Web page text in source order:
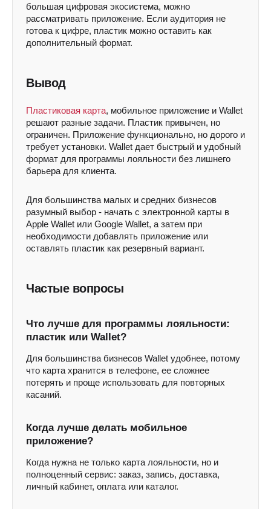
большая цифровая экосистема, можно
рассматривать приложение. Если аудитория не
готова к цифре, пластик можно оставить как
дополнительный формат.
Вывод
Пластиковая карта, мобильное приложение и Wallet
решают разные задачи. Пластик привычен, но
ограничен. Приложение функционально, но дорого и
требует установки. Wallet дает быстрый и удобный
формат для программы лояльности без лишнего
барьера для клиента.
Для большинства малых и средних бизнесов
разумный выбор - начать с электронной карты в
Apple Wallet или Google Wallet, а затем при
необходимости добавлять приложение или
оставлять пластик как резервный вариант.
Частые вопросы
Что лучше для программы лояльности:
пластик или Wallet?
Для большинства бизнесов Wallet удобнее, потому
что карта хранится в телефоне, ее сложнее
потерять и проще использовать для повторных
касаний.
Когда лучше делать мобильное
приложение?
Когда нужна не только карта лояльности, но и
полноценный сервис: заказ, запись, доставка,
личный кабинет, оплата или каталог.
Покажем, сколько денег скрыто
Забронируйте встречу, и мы настроим
программу лояльности под ключ для вас
совершенно бесплатно